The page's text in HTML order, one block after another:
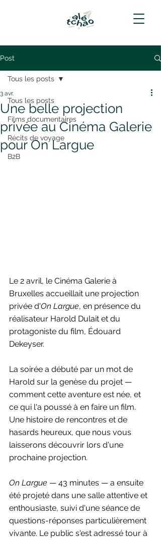
Post
Tous les posts
Films documentaires
Récits de voyage
B2B
Tous les posts
Une belle projection
privée au Cinéma Galerie
pour On Largue
3 avr.
Le 2 avril, le Cinéma Galerie à
Bruxelles accueillait une projection
privée d'On Largue, en présence du
réalisateur Harold Dulait et du
protagoniste du film, Édouard
Dekeyser.
La soirée a débuté par un mot de
Harold sur la genèse du projet —
comment cette aventure est née, et
ce qui l'a poussé à en faire un film.
Une histoire de rencontres et de
hasards heureux, que nous vous
laisserons découvrir lors d'une
prochaine projection.
On Largue — 43 minutes — a ensuite
été projeté dans une salle attentive et
enthousiaste, suivi d'une séance de
questions-réponses particulièrement
vivante. Le public s'est adressé tour à